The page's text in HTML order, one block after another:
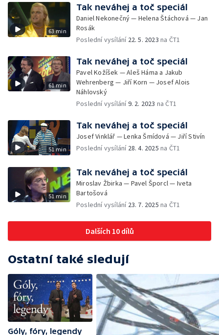
63 min
Tak neváhej a toč speciál
Daniel Nekonečný — Helena Štáchová — Jan
Rosák
Poslední vysílání 22. 5. 2023 na ČT1
61 min
Tak neváhej a toč speciál
Pavel Kožíšek — Aleš Háma a Jakub
Wehrenberg — Jiří Korn — Josef Alois
Náhlovský
Poslední vysílání9. 2. 2023 na ČT1
51 min
Tak neváhej a toč speciál
Josef Vinklář — Lenka Šmídová — Jiří Stivín
Poslední vysílání 28. 4. 2025 na ČT1
51 min
Tak neváhej a toč speciál
Miroslav Žbirka — Pavel Šporcl — Iveta
Bartošová
Poslední vysílání 23. 7. 2025 na ČT1
Dalších 10 dílů
Ostatní také sledují
Góly, fóry, legendy